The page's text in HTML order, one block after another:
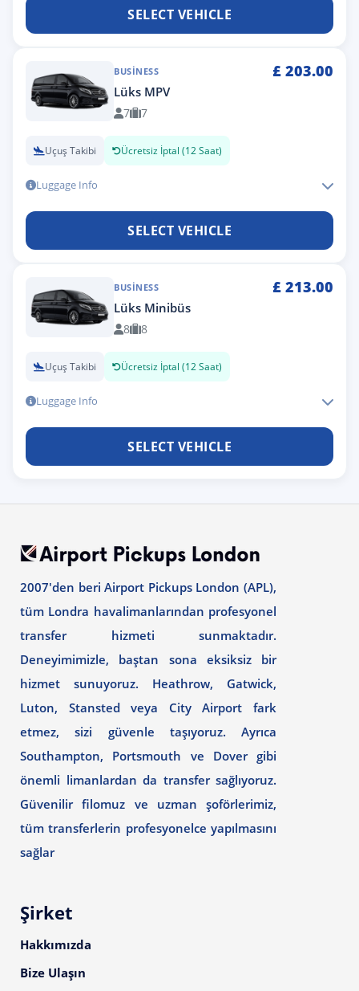
SELECT VEHICLE
BUSINESS £ 203.00
Lüks MPV
7 7
Uçuş Takibi Ücretsiz İptal (12 Saat)
Luggage Info
SELECT VEHICLE
BUSINESS £ 213.00
Lüks Minibüs
8 8
Uçuş Takibi Ücretsiz İptal (12 Saat)
Luggage Info
SELECT VEHICLE
2007'den beri Airport Pickups London (APL),
tüm Londra havalimanlarından profesyonel
transfer hizmeti sunmaktadır.
Deneyimimizle, baştan sona eksiksiz bir
hizmet sunuyoruz. Heathrow, Gatwick,
Luton, Stansted veya City Airport fark
etmez, sizi güvenle taşıyoruz. Ayrıca
Southampton, Portsmouth ve Dover gibi
önemli limanlardan da transfer sağlıyoruz.
Güvenilir filomuz ve uzman şoförlerimiz,
tüm transferlerin profesyonelce yapılmasını
sağlar
Şirket
Hakkımızda
Bize Ulaşın